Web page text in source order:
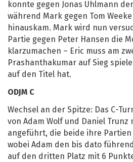
konnte gegen Jonas Uhlmann
während Mark gegen Tom
hinauskam. Mark wird nun
Partie gegen Peter Hansen die
klarzumachen – Eric muss am
Prashanthakumar auf Sieg
auf den Titel hat.
ODJM C
Wechsel an der Spitze: Das C-
von Adam Wolf und Daniel Trunz
angeführt, die beide ihre
wobei Adam den bis dato
auf den dritten Platz mit 6